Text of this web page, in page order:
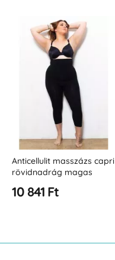
Anticellulit masszázs capri
rövidnadrág magas
&quot;XL&quot; méretben
10 841 Ft